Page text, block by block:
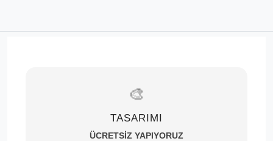
🎨
TASARIMI
ÜCRETSİZ YAPIYORUZ